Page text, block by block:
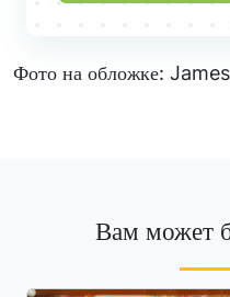
Фото на обложке:
Вам может